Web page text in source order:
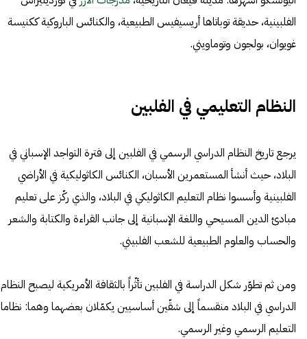
الفلبينية، حديقة توباتاها أريسيفيس الطبيعية، والكنائس الباروكية ككنيسة
غويوان، بولجون وتوماويني.
النظام التعليمي في الفلبين
يرجع تاريخ النظام الدراسي الرسمي في الفلبين إلى فترة التواجد الإسباني في
البلاد، حيث أنشأ المستعمرين الأسبان، الكنائس الكاثوليكية في الأراضي
الفلبينية وأسسوا نظام التعليم الكاثوليكي في البلاد، والذي ركّز على تعليم
مبادئ الدين المسيحي واللغة الإسبانية إلى جانب القراءة والكتابة والشعر
والحساب والعلوم الطبيعية للشعب الفلبيني.
ومن ثم تطوّر شكل الدراسة في الفلبين تأثّراً بالثقافة الأمريكية ليصبح النظام
الدراسي في البلاد منقسماً إلى شقّين أساسيين يكمّلان بعضهما وهما: نظاما
التعليم الرسمي وغير الرسمي.